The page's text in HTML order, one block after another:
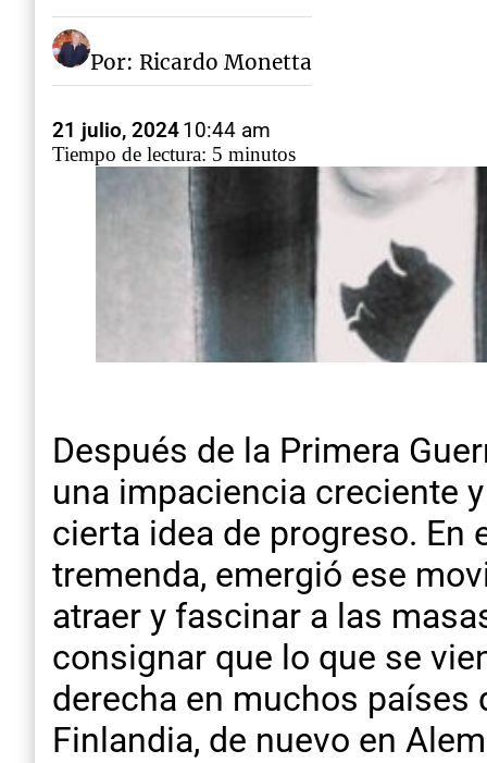
Por: Ricardo Monetta
21 julio, 202410:44 am
Tiempo de lectura: 5 minutos
Después de la Primera
una impaciencia creciente
cierta idea de progreso.
tremenda, emergió ese
atraer y fascinar a las
consignar que lo que se
derecha en muchos países
Finlandia, de nuevo en